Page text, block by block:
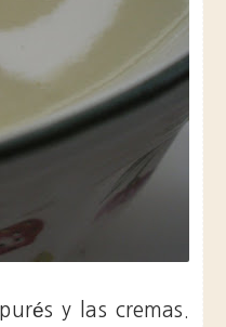
y las cremas.